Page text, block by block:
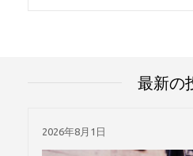
最新の
2026年8月1日